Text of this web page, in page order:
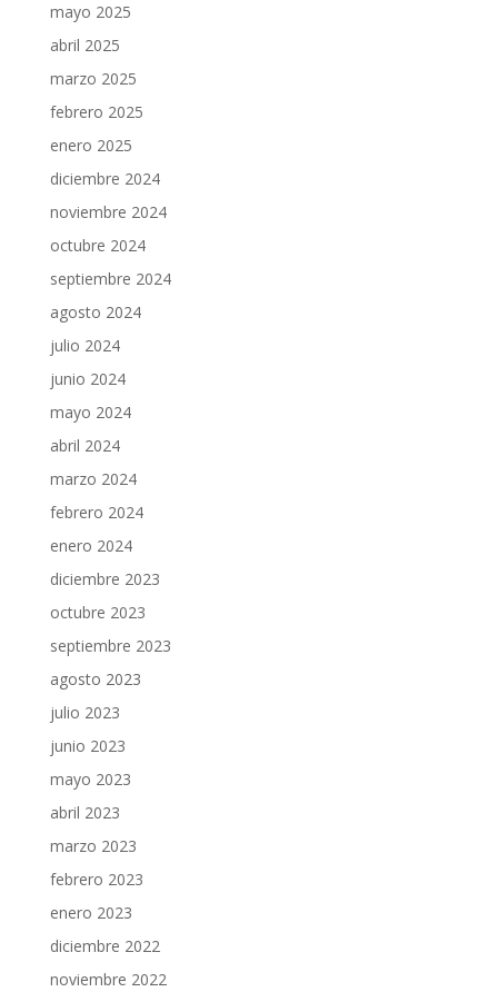
mayo 2025
abril 2025
marzo 2025
febrero 2025
enero 2025
diciembre 2024
noviembre 2024
octubre 2024
septiembre 2024
agosto 2024
julio 2024
junio 2024
mayo 2024
abril 2024
marzo 2024
febrero 2024
enero 2024
diciembre 2023
octubre 2023
septiembre 2023
agosto 2023
julio 2023
junio 2023
mayo 2023
abril 2023
marzo 2023
febrero 2023
enero 2023
diciembre 2022
noviembre 2022